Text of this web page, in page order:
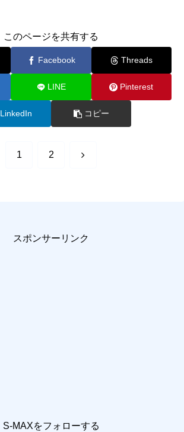
このページを共有する
Facebook Threads
LINE Pinterest
LinkedIn コピー
1 2 次
スポンサーリンク
S-MAXをフォローする